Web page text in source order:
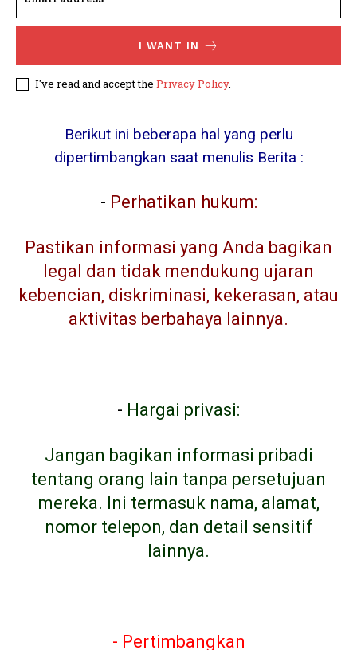
I WANT IN
I've read and accept the Privacy Policy.
Berikut ini beberapa hal yang perlu
dipertimbangkan saat menulis Berita :
- Perhatikan hukum:
Pastikan informasi yang Anda bagikan
legal dan tidak mendukung ujaran
kebencian, diskriminasi, kekerasan, atau
aktivitas berbahaya lainnya.
- Hargai privasi:
Jangan bagikan informasi pribadi
tentang orang lain tanpa persetujuan
mereka. Ini termasuk nama, alamat,
nomor telepon, dan detail sensitif
lainnya.
- Pertimbangkan